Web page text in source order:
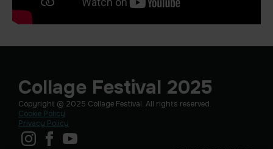
Collage Festival 2025
Copyright © 2025 Collage Festival. All rights reserved.
Cookie Policy
Privacy Policy